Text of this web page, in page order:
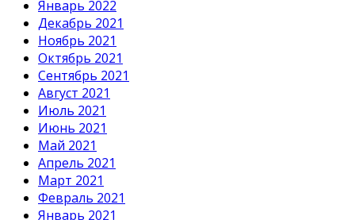
Январь 2022
Декабрь 2021
Ноябрь 2021
Октябрь 2021
Сентябрь 2021
Август 2021
Июль 2021
Июнь 2021
Май 2021
Апрель 2021
Март 2021
Февраль 2021
Январь 2021